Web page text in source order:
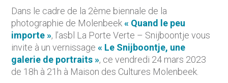
Dans le cadre de la 2ème biennale de la
photographie de Molenbeek« Quand le peu
importe », l’asbl La Porte Verte – Snijboontje vous
invite à un vernissage« Le Snijboontje, une
galerie de portraits », ce vendredi 24 mars 2023
de 18h à 21h à Maison des Cultures Molenbeek.